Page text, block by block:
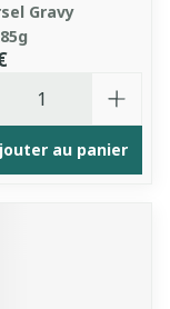
Gravy
au panier